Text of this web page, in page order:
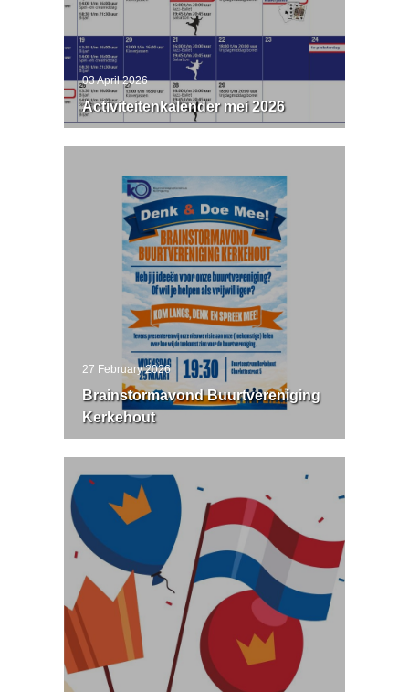
31 May 2026
Activiteitenkalender
juni 2026
03 April 2026
Activiteitenkalender mei 2026
27 February 2026
Brainstormavond Buurtvereniging
Kerkehout